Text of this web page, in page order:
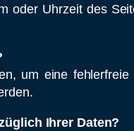
oder Uhrzeit des
um eine
Ihrer Daten?